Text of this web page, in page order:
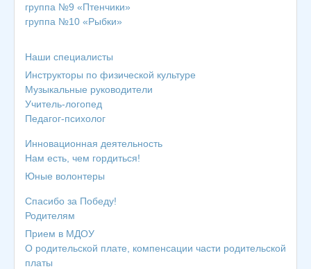
группа №9 «Птенчики»
группа №10 «Рыбки»
Наши специалисты
Инструкторы по физической культуре
Музыкальные руководители
Учитель-логопед
Педагог-психолог
Инновационная деятельность
Нам есть, чем гордиться!
Юные волонтеры
Спасибо за Победу!
Родителям
Прием в МДОУ
О родительской плате, компенсации части родительской
платы